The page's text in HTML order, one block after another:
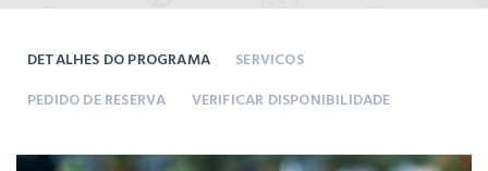
DETALHES DO PROGRAMA
SERVICOS
PEDIDO DE RESERVA
VERIFICAR DISPONIBILIDADE